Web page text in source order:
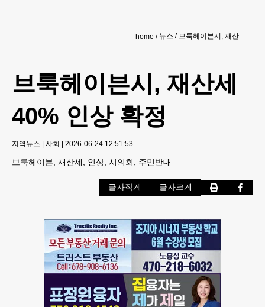
home 뉴스 브룩헤이븐시, 재산세 40% 인상 확정
브룩헤이븐시, 재산세
40% 인상 확정
지역뉴스 | 사회 | 2026-06-24 12:51:53
브룩헤이븐, 재산세, 인상, 시의회, 주민반대
글자작게 글자크게